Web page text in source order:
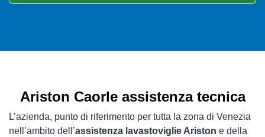
Ariston Caorle assistenza tecnica
L’azienda, punto di riferimento per tutta la zona di Venezia
nell’ambito dell’assistenza lavastoviglie Ariston e della